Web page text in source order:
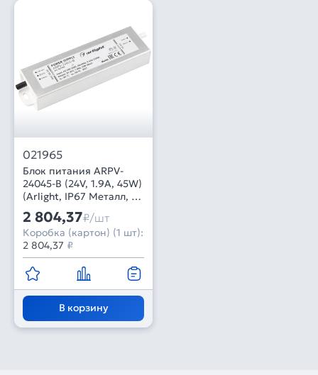
021965
Блок питания ARPV-
24045-B (24V, 1.9A, 45W)
(Arlight, IP67 Металл, 3
года)
2 804,37₽/шт
Коробка (картон) (1 шт):
2 804,37 ₽
В корзину